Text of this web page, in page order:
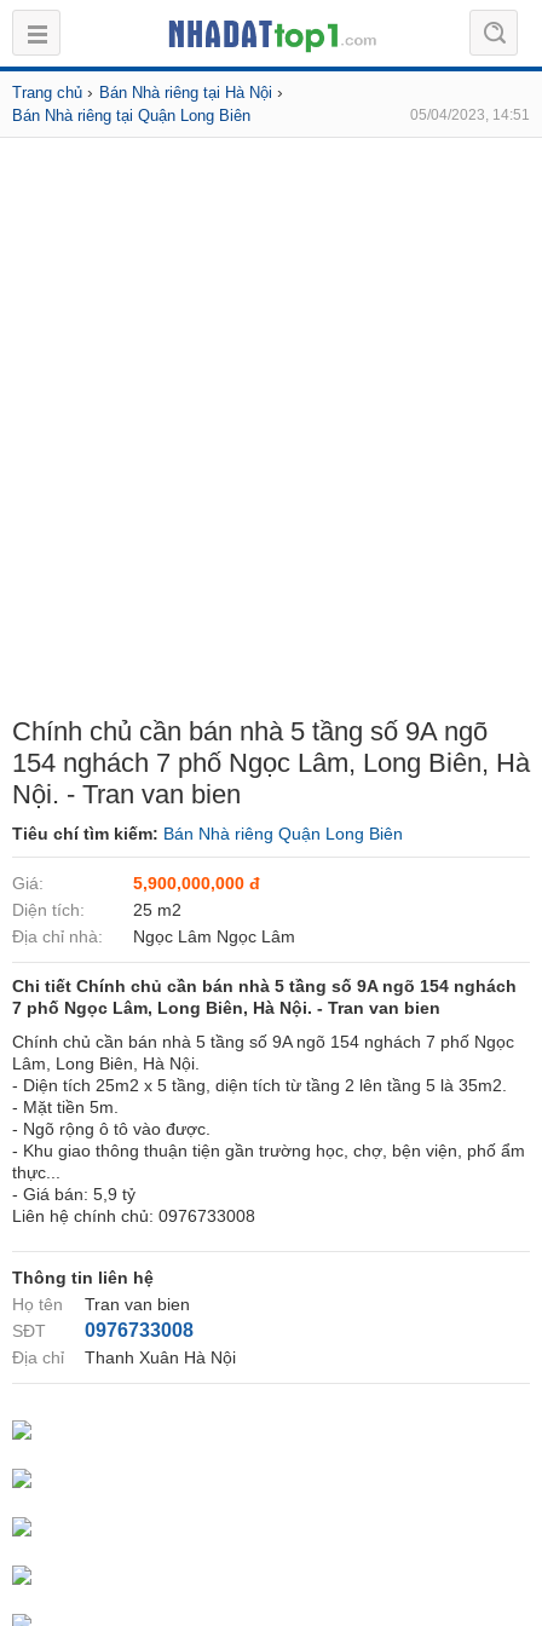
Trang chủ › Bán Nhà riêng tại Hà Nội ›
Bán Nhà riêng tại Quận Long Biên 05/04/2023, 14:51
Chính chủ cần bán nhà 5 tầng số 9A ngõ
154 nghách 7 phố Ngọc Lâm, Long Biên, Hà
Nội. - Tran van bien
Tiêu chí tìm kiếm: Bán Nhà riêng Quận Long Biên
Giá:
5,900,000,000 đ
Diện tích:
25 m2
Địa chỉ nhà:
Ngọc Lâm Ngọc Lâm
Chi tiết Chính chủ cần bán nhà 5 tầng số 9A ngõ 154 nghách
7 phố Ngọc Lâm, Long Biên, Hà Nội. - Tran van bien
Chính chủ cần bán nhà 5 tầng số 9A ngõ 154 nghách 7 phố Ngọc
Lâm, Long Biên, Hà Nội.
- Diện tích 25m2 x 5 tầng, diện tích từ tầng 2 lên tầng 5 là 35m2.
- Mặt tiền 5m.
- Ngõ rộng ô tô vào được.
- Khu giao thông thuận tiện gần trường học, chợ, bện viện, phố ẩm
thực...
- Giá bán: 5,9 tỷ
Liên hệ chính chủ: 0976733008
Thông tin liên hệ
Họ tên
Tran van bien
SĐT
0976733008
Địa chỉ Thanh Xuân Hà Nội